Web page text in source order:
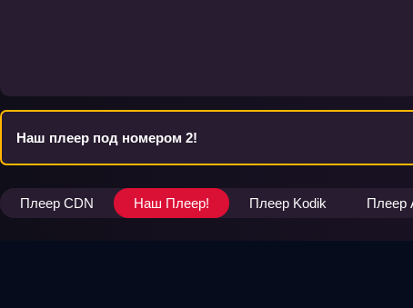
Наш плеер под номером 2!
Плеер CDN Наш Плеер! Плеер Kodik Плеер